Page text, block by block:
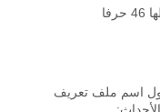
اسم ملف تعريف